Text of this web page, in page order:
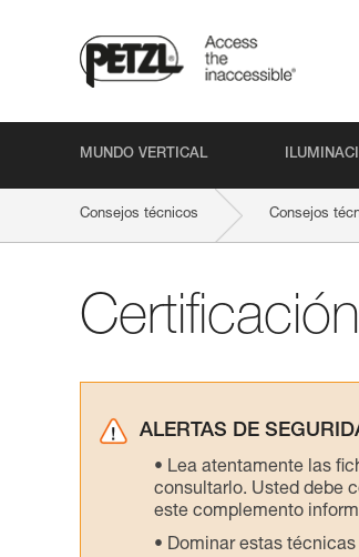
MUNDO VERTICAL
Consejos técnicos Consejos
ALERTAS DE
Lea atentamente las
consultarlo. Usted debe
este complemento
Dominar estas